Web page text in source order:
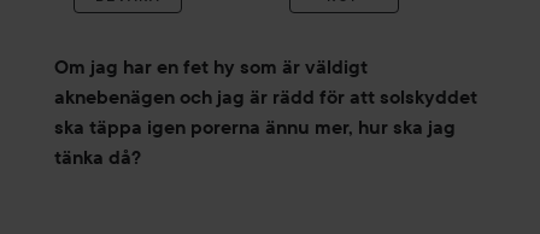
Om jag har en fet hy som är väldigt
aknebenägen och jag är rädd för att solskyddet
ska täppa igen porerna ännu mer, hur ska jag
tänka då?